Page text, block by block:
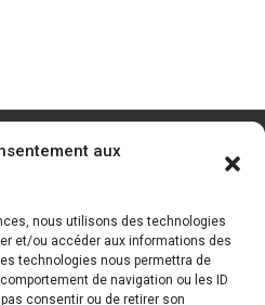
aux
nous utilisons des technologies
et/ou accéder aux informations des
technologies nous permettra de
de navigation ou les ID
consentir ou de retirer son